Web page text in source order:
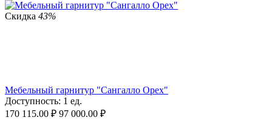
Скидка 43%
Мебельный гарнитур "Сангалло Орех"
Доступность: 1 ед.
170 115.00 ₽ 97 000.00 ₽